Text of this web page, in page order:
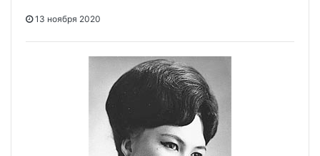
13 ноября 2020